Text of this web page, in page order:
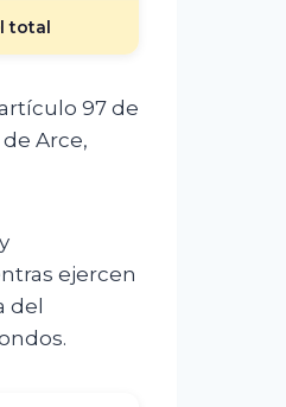
total
97 de
Arce,
ejercen
del